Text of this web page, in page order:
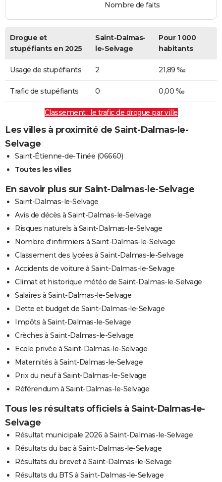
Nombre de faits
Drogue et
stupéfiants en 2025
Saint-Dalmas-
le-Selvage
Pour 1 000
habitants
Usage de stupéfiants 2 21,89 ‰
Trafic de stupéfiants 0 0,00 ‰
Classement : le trafic de drogue par ville
Les villes à proximité de Saint-Dalmas-le-
Selvage
Saint-Étienne-de-Tinée (06660)
Toutes les villes
En savoir plus sur Saint-Dalmas-le-Selvage
Saint-Dalmas-le-Selvage
Avis de décès à Saint-Dalmas-le-Selvage
Risques naturels à Saint-Dalmas-le-Selvage
Nombre d'infirmiers à Saint-Dalmas-le-Selvage
Classement des lycées à Saint-Dalmas-le-Selvage
Accidents de voiture à Saint-Dalmas-le-Selvage
Climat et historique météo de Saint-Dalmas-le-Selvage
Salaires à Saint-Dalmas-le-Selvage
Dette et budget de Saint-Dalmas-le-Selvage
Impôts à Saint-Dalmas-le-Selvage
Crèches à Saint-Dalmas-le-Selvage
Ecole privée à Saint-Dalmas-le-Selvage
Maternités à Saint-Dalmas-le-Selvage
Prix du neuf à Saint-Dalmas-le-Selvage
Référendum à Saint-Dalmas-le-Selvage
Tous les résultats officiels à Saint-Dalmas-le-
Selvage
Résultat municipale 2026 à Saint-Dalmas-le-Selvage
Résultats du bac à Saint-Dalmas-le-Selvage
Résultats du brevet à Saint-Dalmas-le-Selvage
Résultats du BTS à Saint-Dalmas-le-Selvage